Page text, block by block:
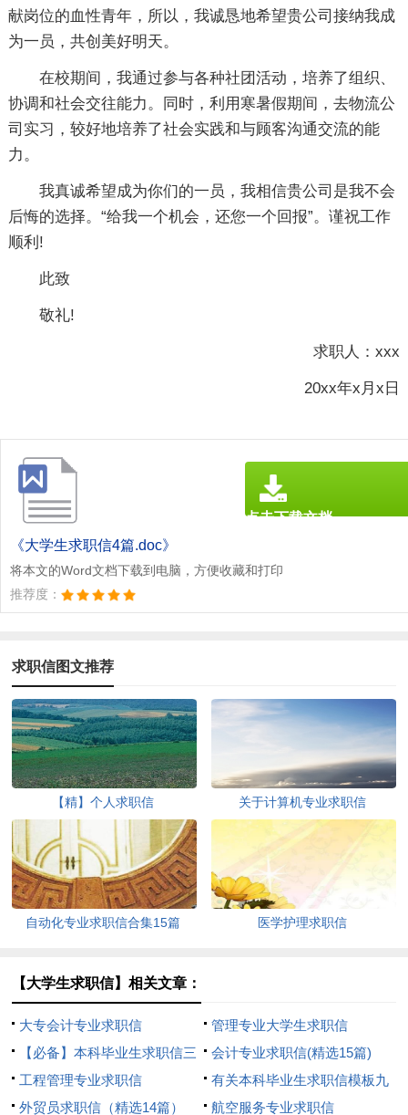
献岗位的血性青年，所以，我诚恳地希望贵公司接纳我成
为一员，共创美好明天。
在校期间，我通过参与各种社团活动，培养了组织、
协调和社会交往能力。同时，利用寒暑假期间，去物流公
司实习，较好地培养了社会实践和与顾客沟通交流的能
力。
我真诚希望成为你们的一员，我相信贵公司是我不会
后悔的选择。“给我一个机会，还您一个回报”。谨祝工作
顺利!
此致
敬礼!
求职人：xxx
20xx年x月x日
《大学生求职信4篇.doc》
将本文的Word文档下载到电脑，方便收藏和打印
推荐度：
点击下载文档
求职信图文推荐
【精】个人求职信 关于计算机专业求职信
自动化专业求职信合集15篇 医学护理求职信
【大学生求职信】相关文章：
大专会计专业求职信
管理专业大学生求职信
【必备】本科毕业生求职信三
篇
会计专业求职信(精选15篇)
工程管理专业求职信
有关本科毕业生求职信模板九
篇
外贸员求职信（精选14篇） 航空服务专业求职信